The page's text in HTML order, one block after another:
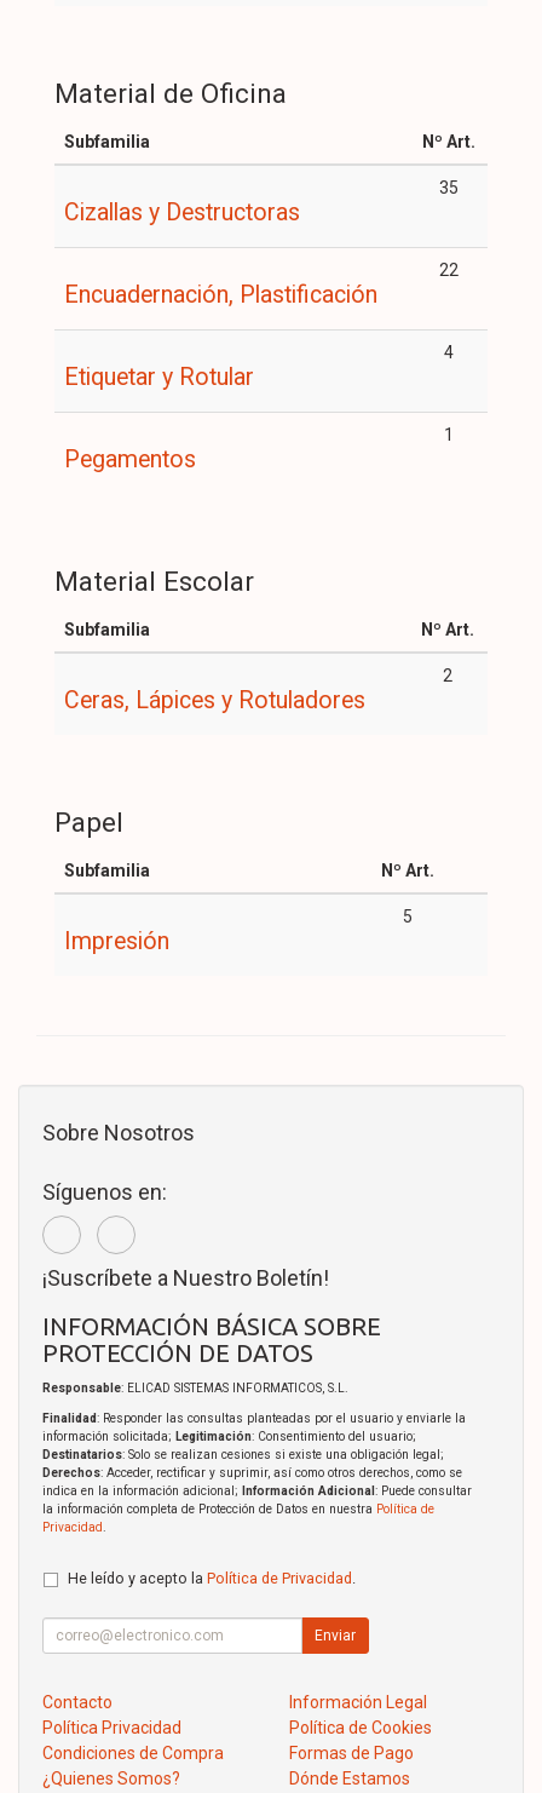
Material de Oficina
Subfamilia Nº Art.
Cizallas y Destructoras
35
Encuadernación, Plastificación
22
Etiquetar y Rotular
4
Pegamentos
1
Material Escolar
Subfamilia Nº Art.
Ceras, Lápices y Rotuladores
2
Papel
Subfamilia Nº Art.
Impresión
5
Sobre Nosotros
Síguenos en:
¡Suscríbete a Nuestro Boletín!
INFORMACIÓN BÁSICA SOBRE
PROTECCIÓN DE DATOS
Responsable: ELICAD SISTEMAS INFORMATICOS, S.L.
Finalidad: Responder las consultas planteadas por el usuario y enviarle la
información solicitada; Legitimación: Consentimiento del usuario;
Destinatarios: Solo se realizan cesiones si existe una obligación legal;
Derechos: Acceder, rectificar y suprimir, así como otros derechos, como se
indica en la información adicional;
Información Adicional : Puede consultar
la información completa de Protección de Datos en nuestra Política de
Privacidad
He leído y acepto la Política de Privacidad .
Enviar
Contacto
Información Legal
Política Privacidad
Política de Cookies
Condiciones de Compra
Formas de Pago
¿Quienes Somos?
Dónde Estamos